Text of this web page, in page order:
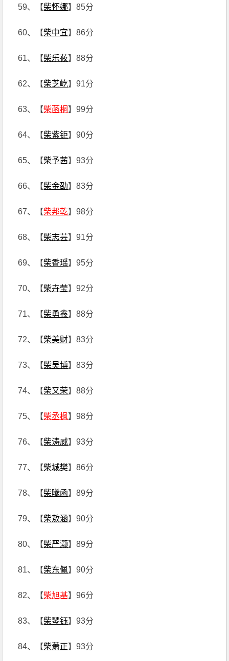
59、【柴怀娜】85分
60、【柴中宜】86分
61、【柴乐莜】88分
62、【柴芝屹】91分
63、【柴菡桐 】99分
64、【柴紫钜】90分
65、【柴予茜】93分
66、【柴金劭】83分
67、【柴邦乾】98分
68、【柴志芸】91分
69、【柴香瑶】95分
70、【柴卉莹】92分
71、【柴勇鑫】88分
72、【柴美财】83分
73、【柴吴博】83分
74、【柴又荣】88分
75、【柴丞枫】98分
76、【柴涛威】93分
77、【柴城樊】86分
78、【柴曦函】89分
79、【柴敖涵】90分
80、【柴严灏】89分
81、【柴东佩】90分
82、【柴旭基】96分
83、【柴琴钰】93分
84、【柴萧正】93分